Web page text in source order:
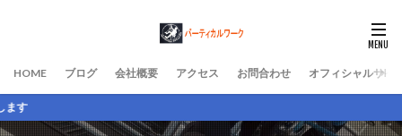
HOME ブログ 会社概要 アクセス お問合わせ オフィシャルサイ